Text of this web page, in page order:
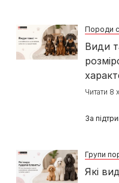
Породи
Види
Читати 8
За
Групи
Які